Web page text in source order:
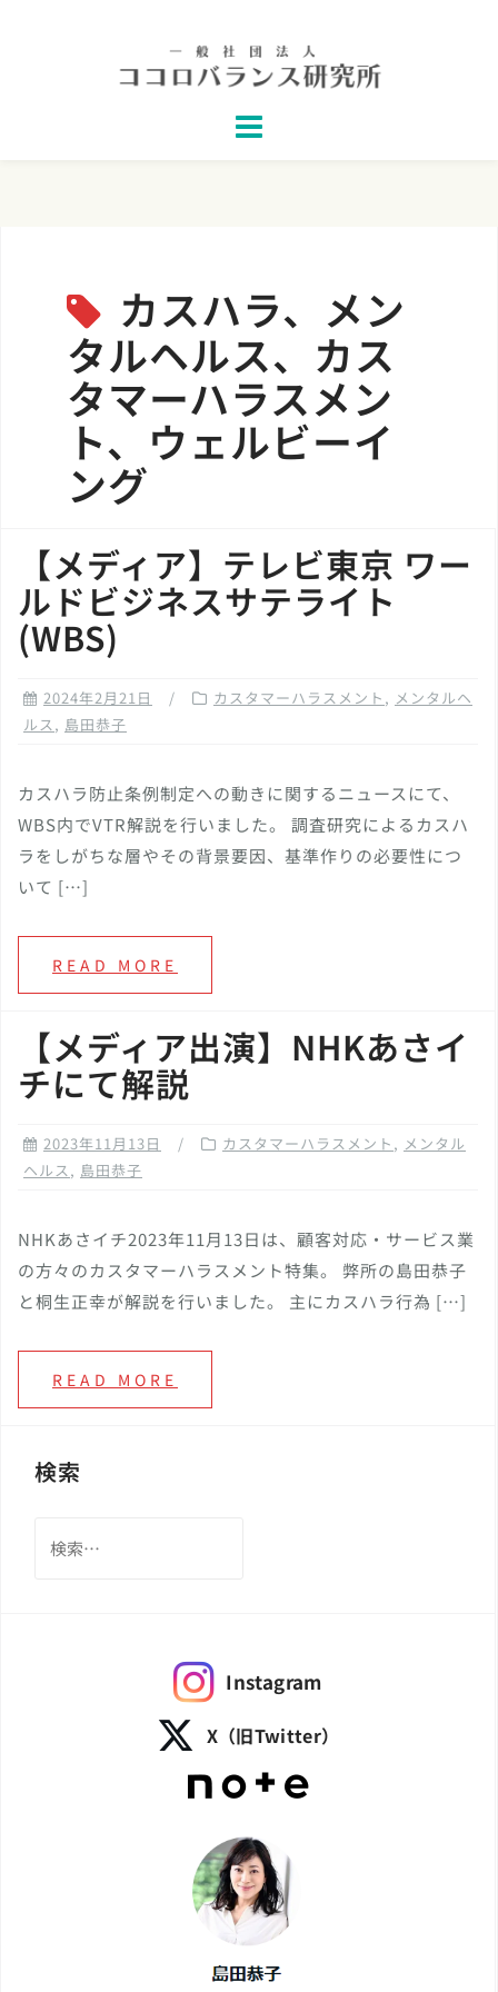
カスハラ、メン
タルヘルス、カス
タマーハラスメン
ト、ウェルビーイ
ング
【メディア】テレビ東京 ワー
ルドビジネスサテライト
(WBS)
2024年2月21日 カスタマーハラスメント , メンタルヘ
ルス, 島田恭子
カスハラ防止条例制定への動きに関するニュースにて、
WBS内でVTR解説を行いました。 調査研究によるカスハ
ラをしがちな層やその背景要因、基準作りの必要性につ
いて […]
READ MORE
【メディア出演】NHKあさイ
チにて解説
2023年11月13日 カスタマーハラスメント , メンタル
ヘルス, 島田恭子
NHKあさイチ2023年11月13日は、顧客対応・サービス業
の方々のカスタマーハラスメント特集。 弊所の島田恭子
と桐生正幸が解説を行いました。 主にカスハラ行為 […]
READ MORE
検索
索:
Instagram
X（旧Twitter）